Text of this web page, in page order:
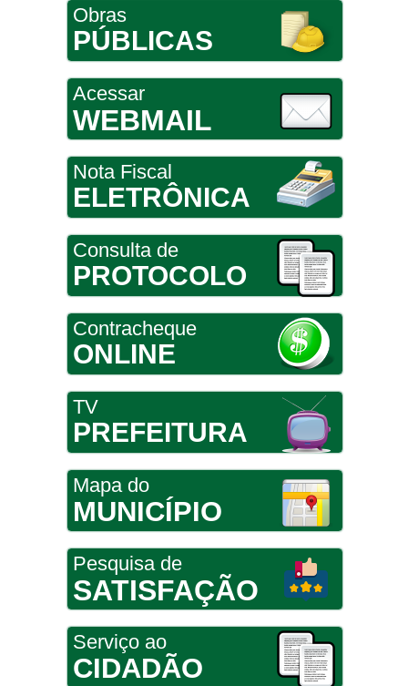
Obras
PÚBLICAS
Acessar
WEBMAIL
Nota Fiscal
ELETRÔNICA
Consulta de
PROTOCOLO
Contracheque
ONLINE
TV
PREFEITURA
Mapa do
MUNICÍPIO
Pesquisa de
SATISFAÇÃO
Serviço ao
CIDADÃO